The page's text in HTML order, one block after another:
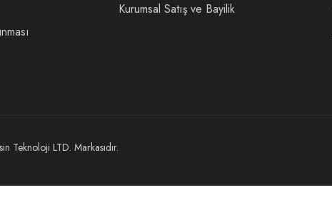
Kurumsal Satış ve Bayilik
Teknoloji LTD. Markasıdır.